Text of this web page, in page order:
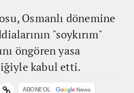
Osmanlı dönemine
"soykırım"
öngören yasa
kabul etti.
ABONE OL